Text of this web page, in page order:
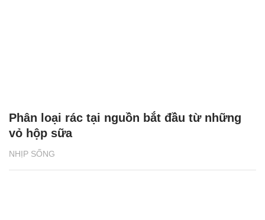
NHỊP SỐNG
Phân loại rác tại nguồn bắt đầu từ những
vỏ hộp sữa